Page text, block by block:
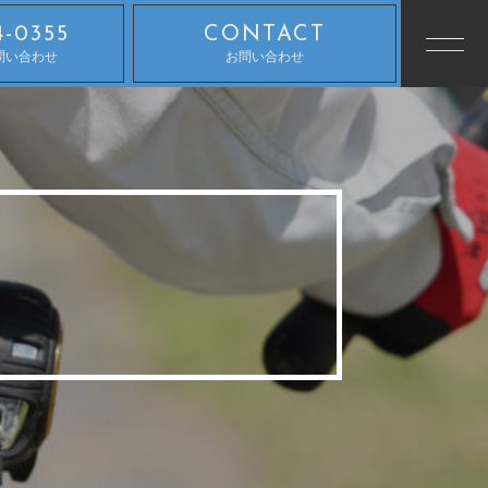
0355
い合わせ
CONTACT
お問い合わせ